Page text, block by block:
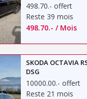
498.70.- offert
Reste 39 mois
498.70.- / Mois
SKODA OCTAVIA
DSG
10000.00.- offert
Reste 21 mois